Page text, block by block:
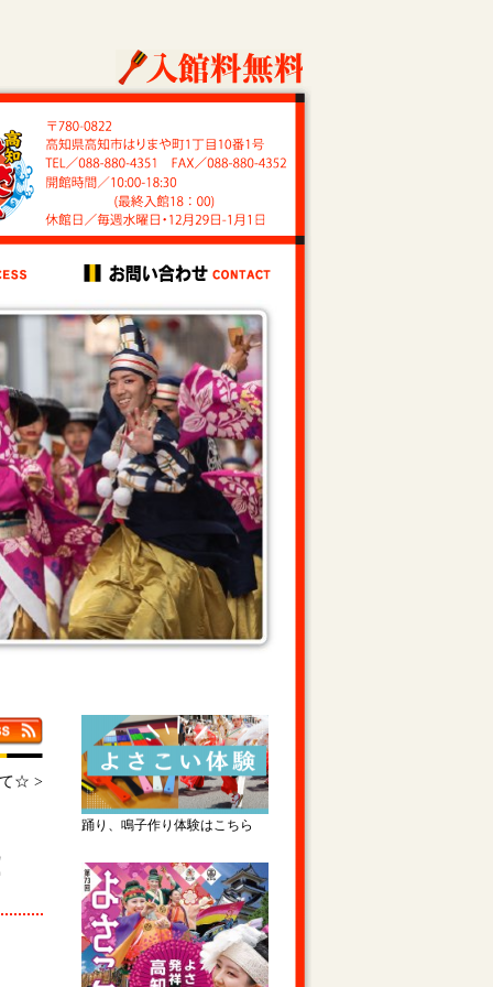
て☆ >
踊り、鳴子作り体験はこちら